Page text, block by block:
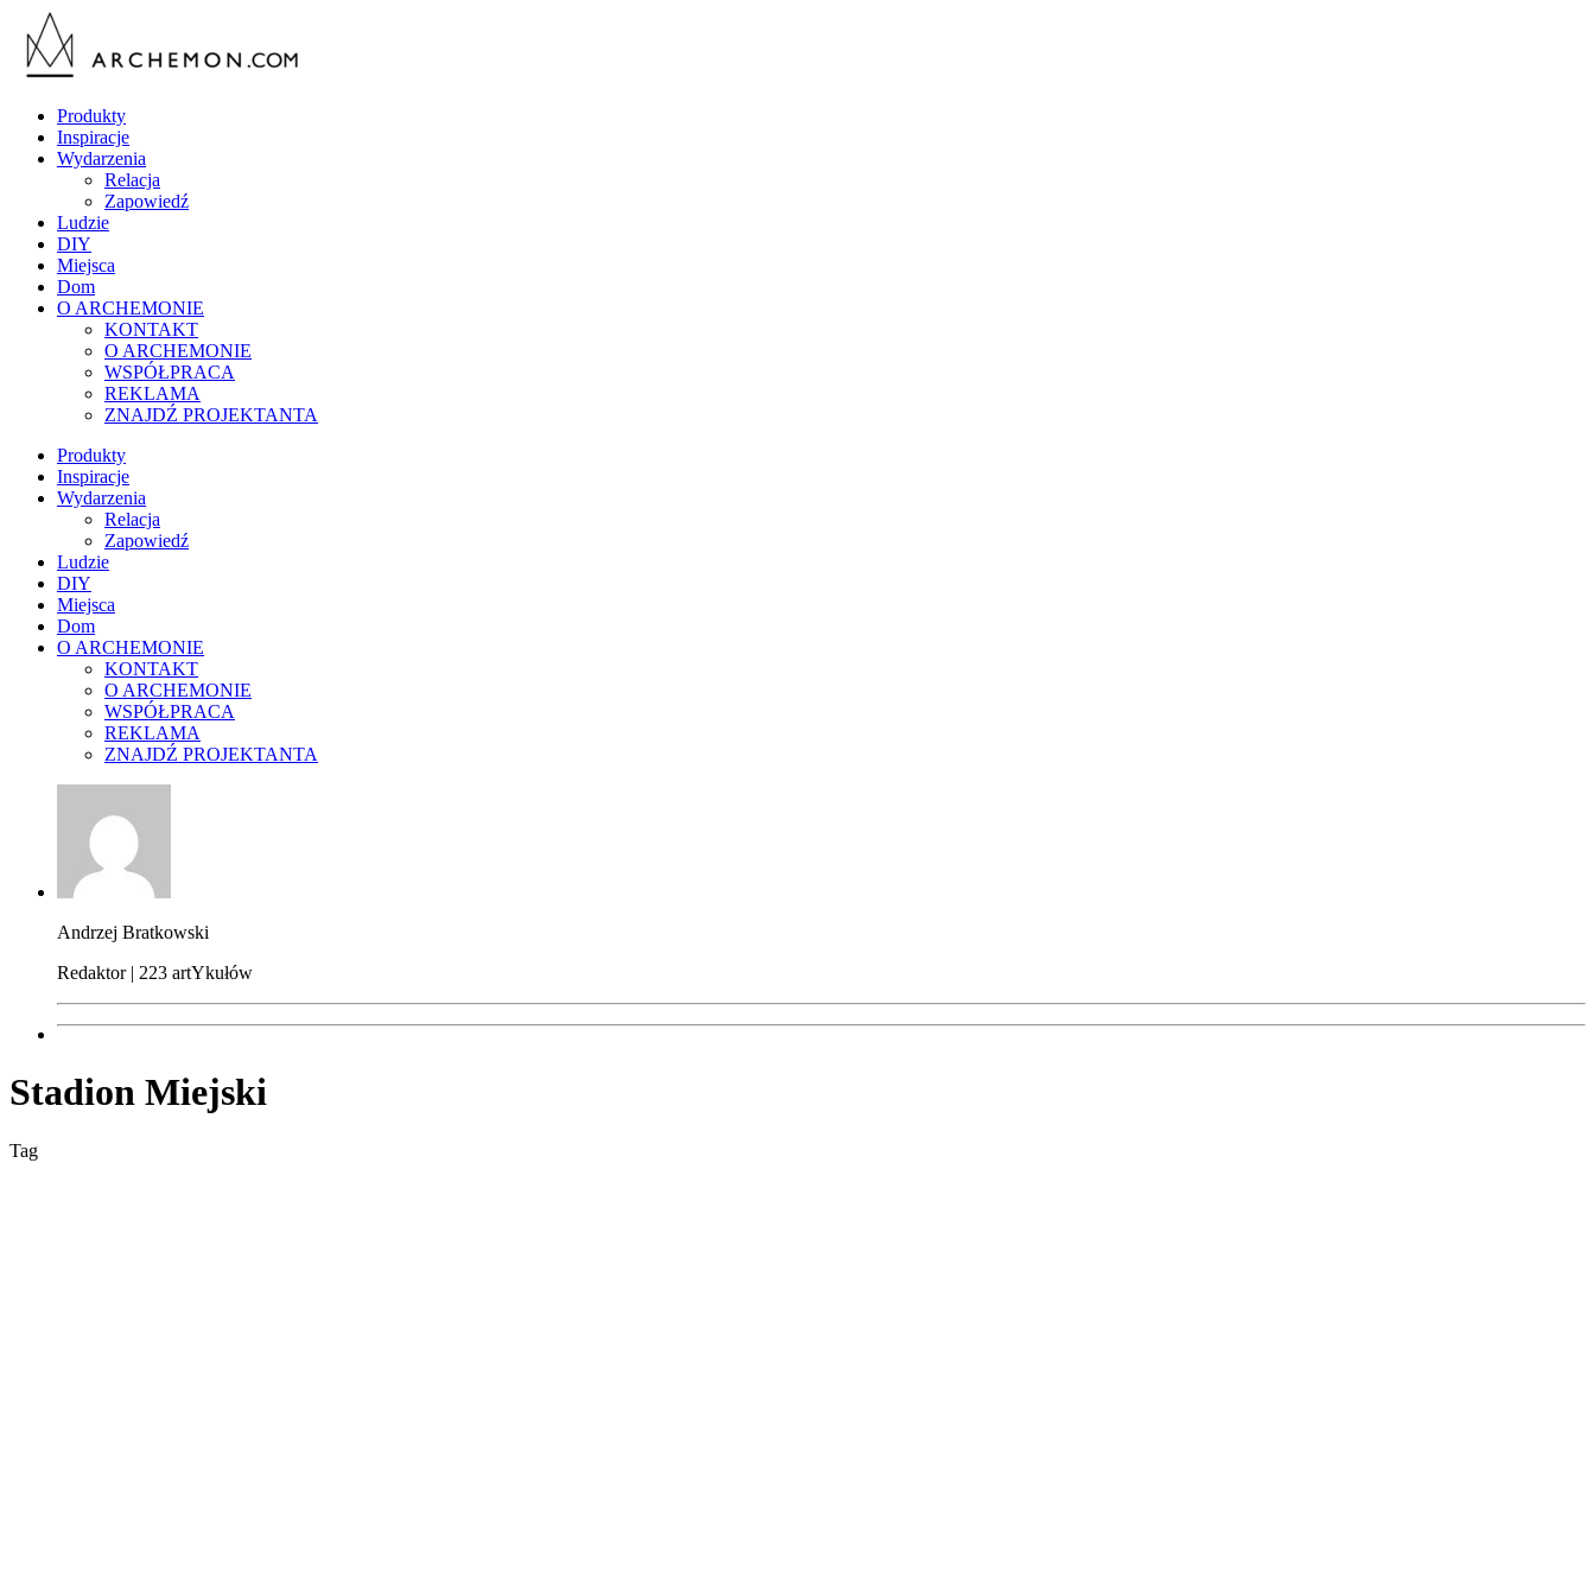
Produkty
Inspiracje
Wydarzenia
Relacja
Zapowiedź
Ludzie
DIY
Miejsca
Dom
O ARCHEMONIE
KONTAKT
O ARCHEMONIE
WSPÓŁPRACA
REKLAMA
ZNAJDŹ PROJEKTANTA
Produkty
Inspiracje
Wydarzenia
Relacja
Zapowiedź
Ludzie
DIY
Miejsca
Dom
O ARCHEMONIE
KONTAKT
O ARCHEMONIE
WSPÓŁPRACA
REKLAMA
ZNAJDŹ PROJEKTANTA
Andrzej Bratkowski
Redaktor | 223 artYkułów
Stadion Miejski
Tag